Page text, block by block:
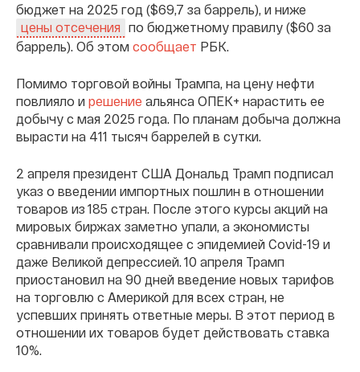
бюджет на 2025 год ($69,7 за баррель), и ниже
цены отсечения по бюджетному правилу ($60 за
баррель). Об этом сообщает РБК.
Помимо торговой войны Трампа, на цену нефти
повлияло и решение альянса ОПЕК+ нарастить ее
добычу с мая 2025 года. По планам добыча должна
вырасти на 411 тысяч баррелей в сутки.
2 апреля президент США Дональд Трамп подписал
указ о введении импортных пошлин в отношении
товаров из 185 стран. После этого курсы акций на
мировых биржах заметно упали, а экономисты
сравнивали происходящее с эпидемией Covid-19 и
даже Великой депрессией. 10 апреля Трамп
приостановил на 90 дней введение новых тарифов
на торговлю с Америкой для всех стран, не
успевших принять ответные меры. В этот период в
отношении их товаров будет действовать ставка
10%.